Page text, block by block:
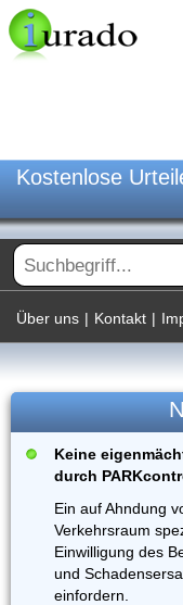
Kostenlose
Über uns | Kontakt |
Keine
durch
Ein auf Ahndung
Verkehrsraum
Einwilligung des
und
einfordern.